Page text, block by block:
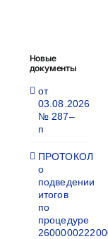
Новые
документы
от
03.08.2026
№ 287–
п
ПРОТОКОЛ
о
подведении
итогов
по
процедуре